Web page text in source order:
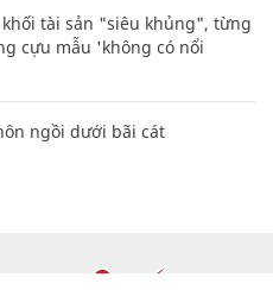
tài sản "siêu khủng", từng
cựu mẫu 'không có nổi
ngồi dưới bãi cát